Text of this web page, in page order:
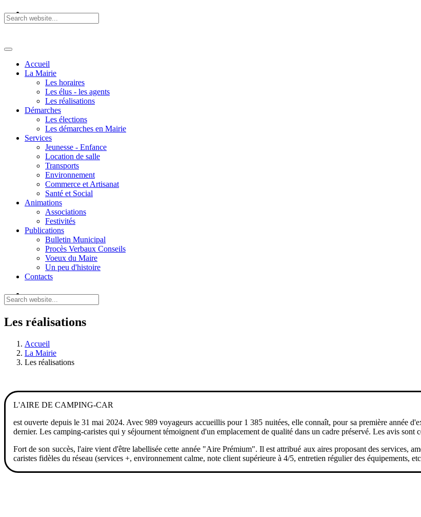
Accueil
La Mairie
Les horaires
Les élus - les agents
Les réalisations
Démarches
Les élections
Les démarches en Mairie
Services
Jeunesse - Enfance
Location de salle
Transports
Environnement
Commerce et Artisanat
Santé et Social
Animations
Associations
Festivités
Publications
Bulletin Municipal
Procès Verbaux Conseils
Voeux du Maire
Un peu d'histoire
Contacts
Les réalisations
Accueil
La Mairie
Les réalisations
L'AIRE DE CAMPING-CAR
est ouverte depuis le 31 mai 2024. Avec 989 voyageurs accueillis pour 1 385 nuitées, elle connaît, pour sa première année
dernier. Les camping-caristes qui y séjournent témoignent d'un emplacement de qualité dans un cadre préservé. Les avis sont
Fort de son succès, l'aire vient d'être labellisée cette année "Aire Prémium". Il est attribué aux aires proposant des services,
caristes fidèles du réseau (services +, environnement calme, note client supérieure à 4/5, entretien régulier des équipements,